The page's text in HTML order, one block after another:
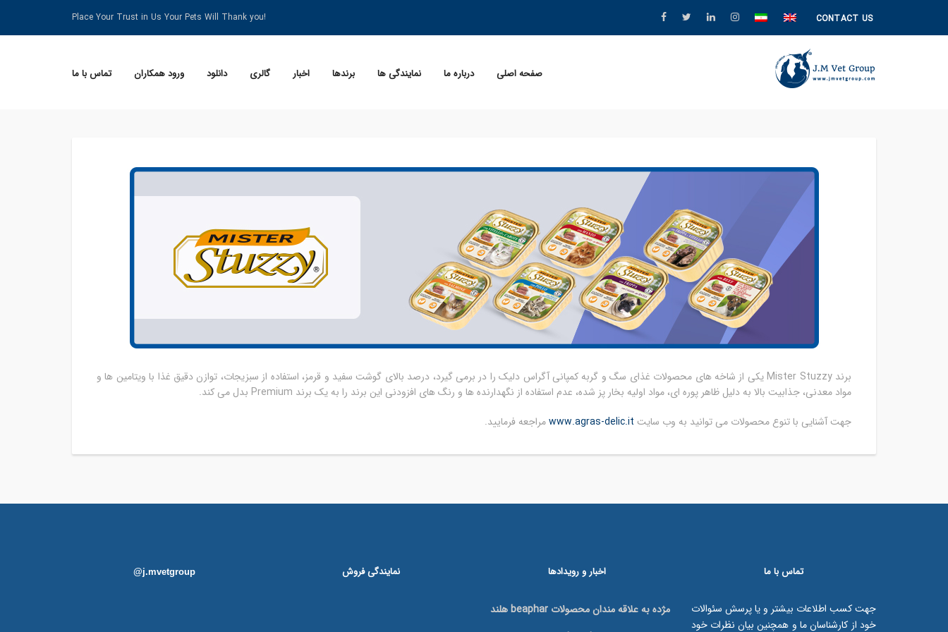
Place Your Trust in Us Your Pets Will Thank you! CONTACT US
صفحه اصلی درباره ما نمایندگی ها برندها اخبار گالری دانلود ورود همکاران تماس با ما
برند Mister Stuzzy یکی از شاخه های محصولات غذای سگ و گربه کمپانی آگراس دلیک را در برمی گیرد، درصد بالای گوشت سفید و قرمز، استفاده از سبزیجات، توازن دقیق غذا با ویتامین ها و
مواد معدنی، جذابیت بالا به دلیل ظاهر پوره ای، مواد اولیه بخار پز شده، عدم استفاده از نگهدارنده ها و رنگ های افزودنی این برند را به یک برند Premium بدل می کند.
جهت آشنایی با تنوع محصولات می توانید به وب سایت www.agras-delic.itمراجعه فرمایید.
تماس با ما
جهت کسب اطلاعات بیشتر و یا پرسش سئوالات
خود از کارشناسان ما و همچنین بیان نظرات خود
اخبار و رویدادها
مژده به علاقه مندان محصولات beaphar هلند
نمایندگی فروش @j.mvetgroup